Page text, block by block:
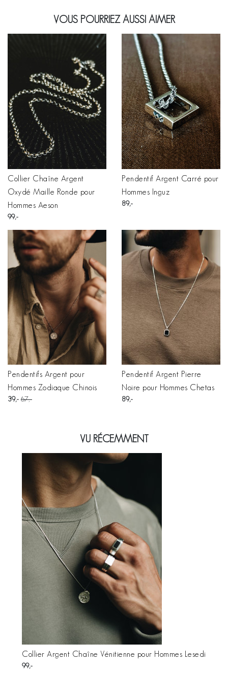
VOUS POURRIEZ AUSSI AIMER
Collier Chaîne Argent
Oxydé Maille Ronde pour
Hommes Aeson
99
Pendentif Argent Carré pour
Hommes Inguz
89
Pendentifs Argent pour
Hommes Zodiaque Chinois
39 67
Pendentif Argent Pierre
Noire pour Hommes Chetas
89
VU RÉCEMMENT
Collier Argent Chaîne Vénitienne pour Hommes Lesedi
99